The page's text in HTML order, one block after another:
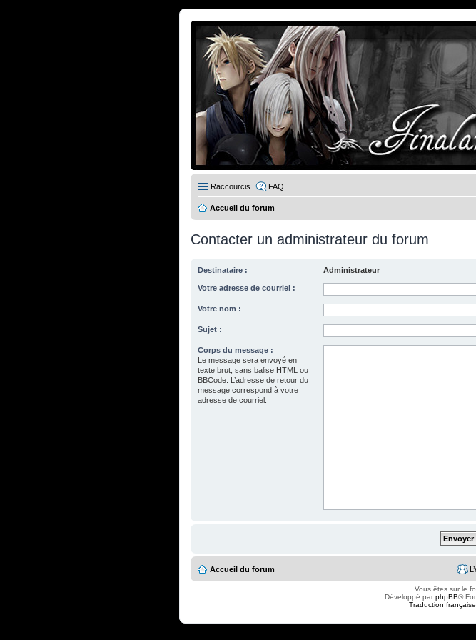
Raccourcis FAQ
Accueil du forum
Contacter un administrateur du forum
Destinataire : Administrateur
Votre adresse de courriel :
Votre nom :
Sujet :
Corps du message :
Le message sera envoyé en
texte brut, sans balise HTML ou
BBCode. L’adresse de retour du
message correspond à votre
adresse de courriel.
Accueil du forum
Vous êtes sur le
Développé parphpBB®
Traduction